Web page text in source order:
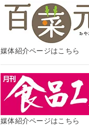
媒体紹介ページはこちら
媒体紹介ページはこちら